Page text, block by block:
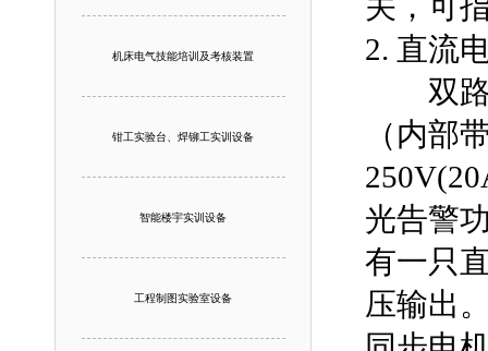
机床电气技能培训及考核装置
钳工实验台、焊铆工实训设备
智能楼宇实训设备
工程制图实验室设备
2. 直流
双路
（内部
光告警
有一只
压输出